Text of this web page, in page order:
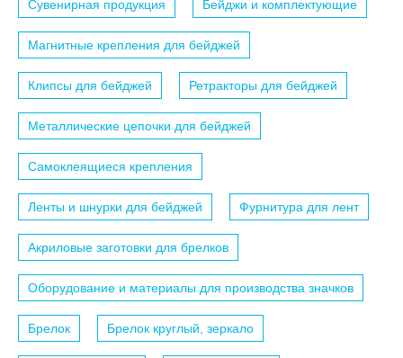
Сувенирная продукция Бейджи и комплектующие
Магнитные крепления для бейджей
Клипсы для бейджей Ретракторы для бейджей
Металлические цепочки для бейджей
Самоклеящиеся крепления
Ленты и шнурки для бейджей Фурнитура для лент
Акриловые заготовки для брелков
Оборудование и материалы для производства значков
Брелок Брелок круглый, зеркало